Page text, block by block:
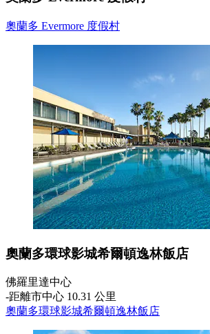
奧蘭多 Evermore 度假村
奧蘭多環球影城希爾頓逸林飯店
佛羅里達中心
‐距離市中心 10.31 公里
奧蘭多環球影城希爾頓逸林飯店